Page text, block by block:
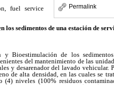
Permalink
fuel service
sedimentos de una estación de
Bioestimulación de los
del mantenimiento de las
y desarenador del lavado vehicular.
de alta densidad, en las cuales se
niveles (100% residuos